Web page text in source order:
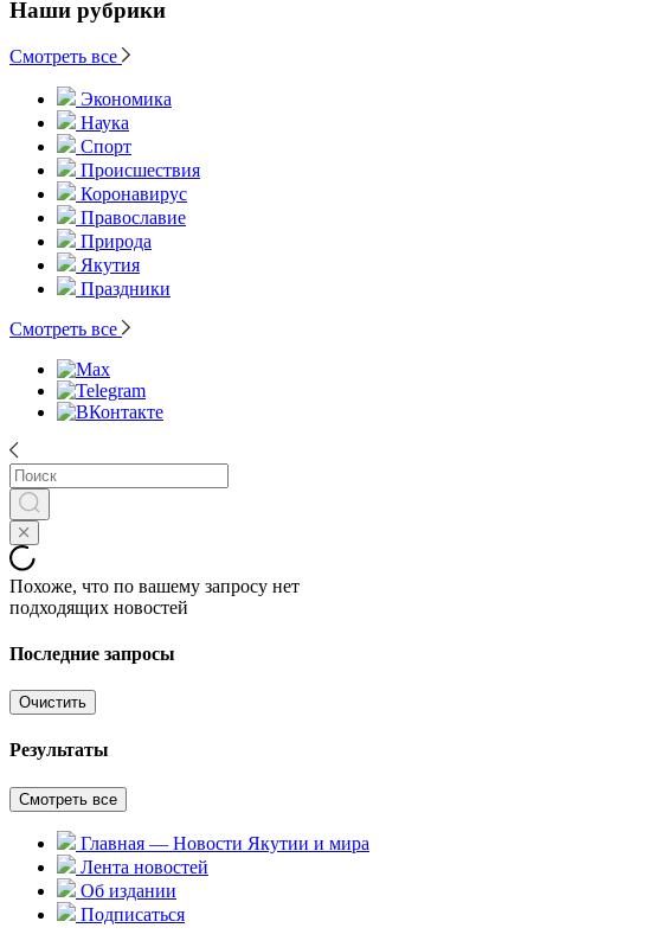
Наши рубрики
Смотреть все
Экономика
Наука
Спорт
Происшествия
Коронавирус
Православие
Природа
Якутия
Праздники
Смотреть все
Похоже, что по вашему запросу нет
подходящих новостей
Последние запросы
Очистить
Результаты
Смотреть все
Главная — Новости Якутии и мира
Лента новостей
Об издании
Подписаться